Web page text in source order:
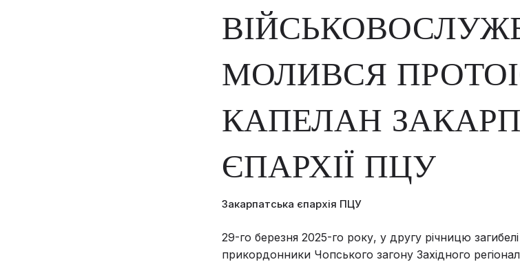
МОЛИВСЯ
КАПЕЛАН
ЄПАРХІЇ ПЦУ
Закарпатська єпархія ПЦУ
29-го березня 2025-го року, у другу річницю
прикордонники Чопського загону Західного